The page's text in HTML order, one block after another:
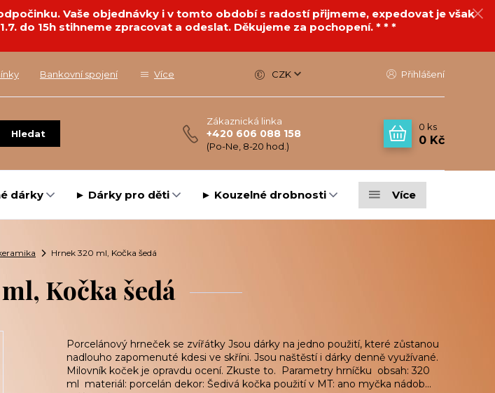
Vaše objednávky i v tomto období s radostí přijmeme, expedovat je však
do 15h stihneme zpracovat a odeslat. Děkujeme za pochopení. * * *
Bankovní spojení Více CZK Přihlášení
Hledat
Zákaznická linka
+420 606 088 158
(Po-Ne, 8-20 hod.)
0 ks
0 Kč
dárky ► Dárky pro děti ► Kouzelné drobnosti Více
Hrnek 320 ml, Kočka šedá
Kočka šedá
Porcelánový hrneček se zvířátky Jsou dárky na jedno použití, které zůstanou
nadlouho zapomenuté kdesi ve skříni. Jsou naštěstí i dárky denně využívané.
Milovník koček je opravdu ocení. Zkuste to. Parametry hrníčku obsah: 320
ml materiál: porcelán dekor: Šedivá kočka použití v MT: ano myčka nádob...